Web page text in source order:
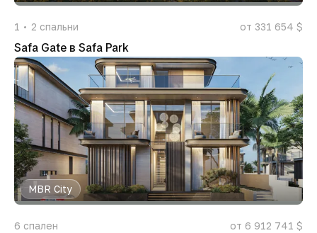
1 2 спальни от 331 654 $
Safa Gate в Safa Park
MBR City
6 спален от 6 912 741 $